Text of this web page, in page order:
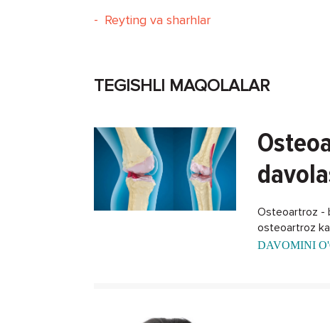
- Reyting va sharhlar
TEGISHLI MAQOLALAR
Osteoartroz -
osteoartroz
DAVOMINI